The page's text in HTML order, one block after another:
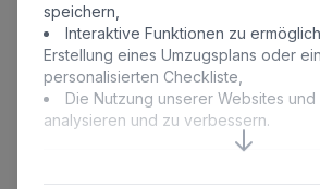
Wir helfen Ihnen bei Fragen und
weiter.
Füllen Sie das Formular aus
speichern,
Interaktive Funktionen zu
Erstellung eines Umzugsplans oder
personalisierten Checkliste,
Die Nutzung unserer Websites und
analysieren und zu verbessern.